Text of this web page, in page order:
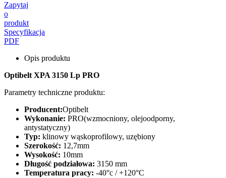
Zapytaj
o
produkt
Specyfikacja
PDF
Opis produktu
Optibelt XPA 3150 Lp PRO
Parametry techniczne produktu:
Producent:Optibelt
Wykonanie: PRO(wzmocniony, olejoodporny,
antystatyczny)
Typ: klinowy wąskoprofilowy, uzębiony
Szerokość: 12,7mm
Wysokość: 10mm
Długość podziałowa: 3150 mm
Temperatura pracy: -40°c / +120°C